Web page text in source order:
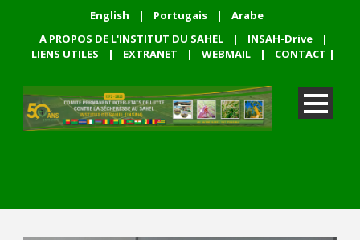
English | Portugais |
Arabe
A PROPOS DE L'INSTITUT DU SAHEL
| INSAH-Drive
|
LIENS UTILES
| EXTRANET | WEBMAIL | CONTACT |